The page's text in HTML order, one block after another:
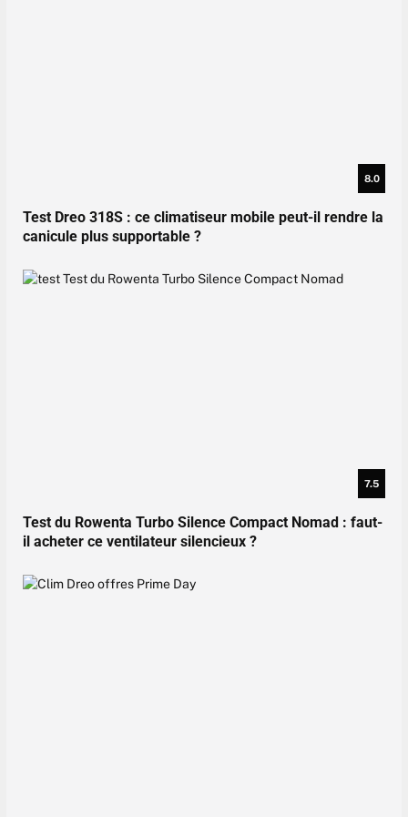
8.0
Test Dreo 318S : ce climatiseur mobile peut-il rendre la
canicule plus supportable ?
7.5
Test du Rowenta Turbo Silence Compact Nomad : faut-
il acheter ce ventilateur silencieux ?